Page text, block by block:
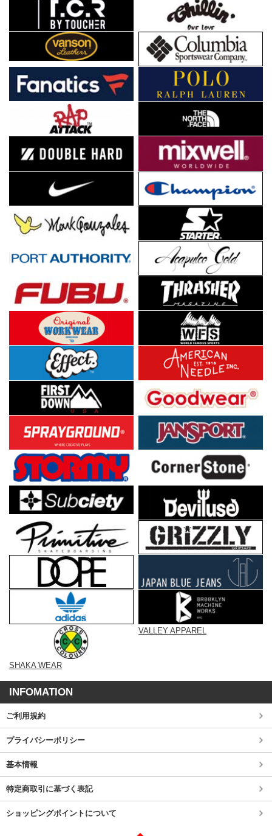
VALLEY APPAREL
SHAKA WEAR
INFOMATION
ご利用規約
プライバシーポリシー
基本情報
特定商取引に基づく表記
ショッピングポイントについて